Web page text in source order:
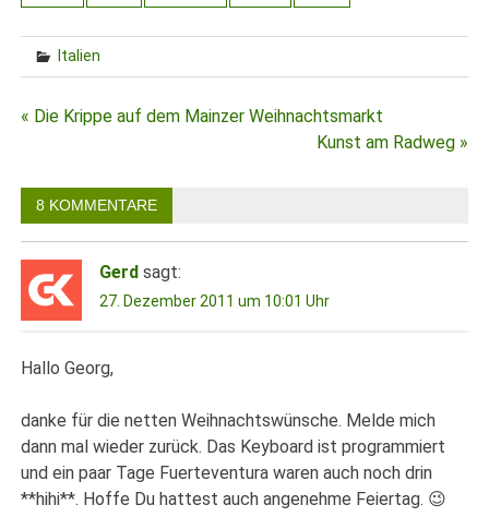
Italien
Beitragsnavigation
« Die Krippe auf dem Mainzer Weihnachtsmarkt
Kunst am Radweg »
8 KOMMENTARE
Gerd sagt:
27. Dezember 2011 um 10:01 Uhr
Hallo Georg,
danke für die netten Weihnachtswünsche. Melde mich
dann mal wieder zurück. Das Keyboard ist programmiert
und ein paar Tage Fuerteventura waren auch noch drin
**hihi**. Hoffe Du hattest auch angenehme Feiertag. 😉